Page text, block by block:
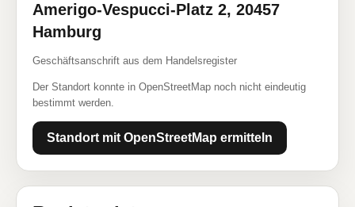
Amerigo-Vespucci-Platz 2, 20457
Hamburg
Geschäftsanschrift aus dem Handelsregister
Der Standort konnte in OpenStreetMap noch nicht eindeutig
bestimmt werden.
Standort mit OpenStreetMap ermitteln